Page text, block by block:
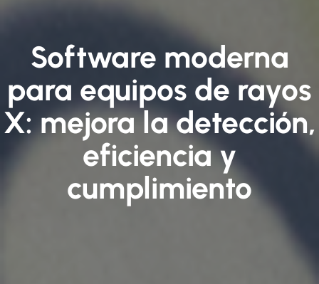
Software moderna
para equipos de rayos
X: mejora la detección,
eficiencia y
cumplimiento